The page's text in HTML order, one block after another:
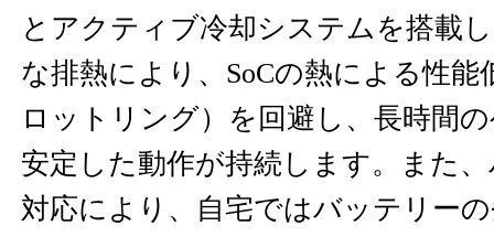
とアクティブ冷却システムを搭載
な排熱により、SoCの熱による性能
ロットリング）を回避し、長時間
安定した動作が持続します。また
対応により、自宅ではバッテリー